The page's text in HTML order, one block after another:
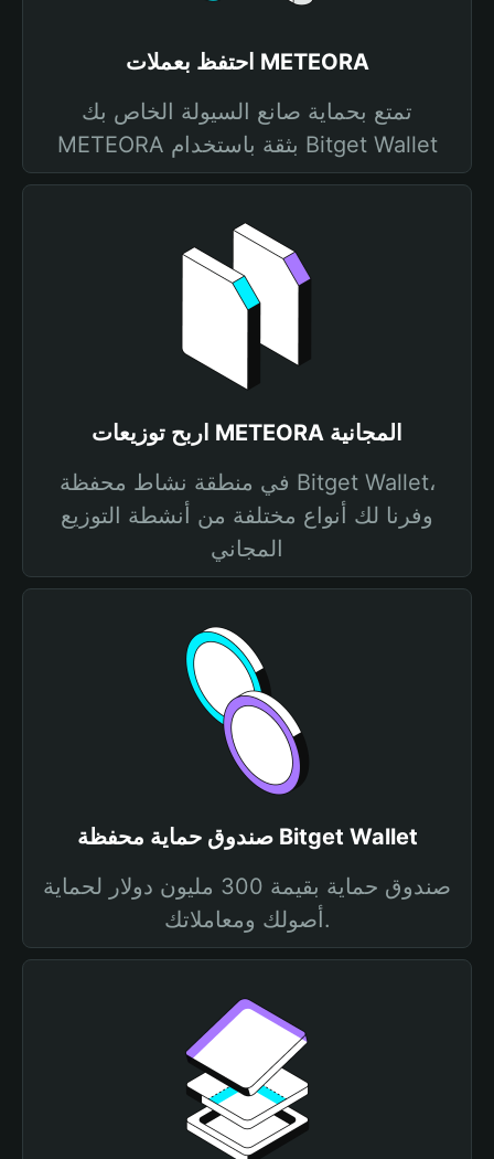
احتفظ بعملات METEORA
تمتع بحماية صانع السيولة الخاص بك
METEORA بثقة باستخدام Bitget Wallet
اربح توزيعات METEORA المجانية
في منطقة نشاط محفظة Bitget Wallet،
وفرنا لك أنواع مختلفة من أنشطة التوزيع
المجاني
صندوق حماية محفظة Bitget Wallet
صندوق حماية بقيمة 300 مليون دولار لحماية
أصولك ومعاملاتك.